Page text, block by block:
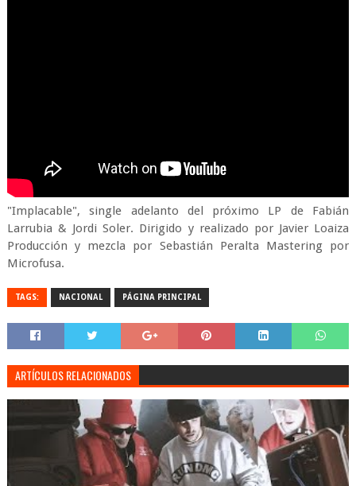
"Implacable", single adelanto del próximo LP de Fabián
Larrubia & Jordi Soler. Dirigido y realizado por Javier Loaiza
Producción y mezcla por Sebastián Peralta Mastering por
Microfusa.
TAGS: NACIONAL PÁGINA PRINCIPAL
ARTÍCULOS RELACIONADOS